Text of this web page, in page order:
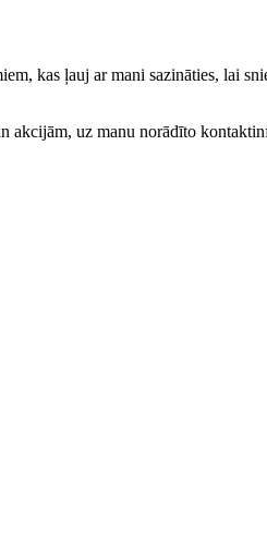
kas ļauj ar mani sazināties, lai
akcijām, uz manu norādīto